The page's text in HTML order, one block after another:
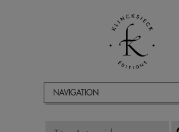
NAVIGATION